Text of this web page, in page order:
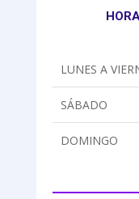
LUNES A
SÁBADO
DOMINGO